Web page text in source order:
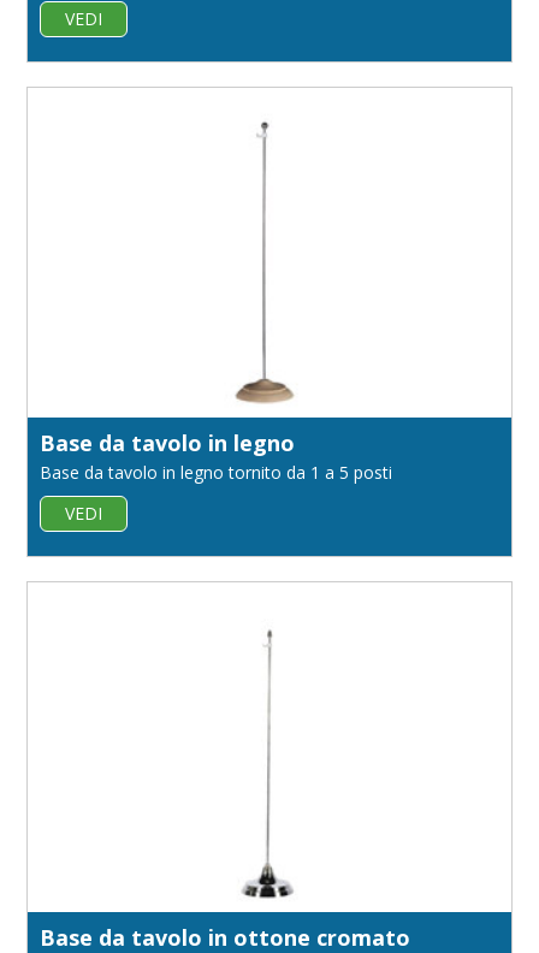
VEDI
Base da tavolo in legno
Base da tavolo in legno tornito da 1 a 5 posti
VEDI
Base da tavolo in ottone cromato